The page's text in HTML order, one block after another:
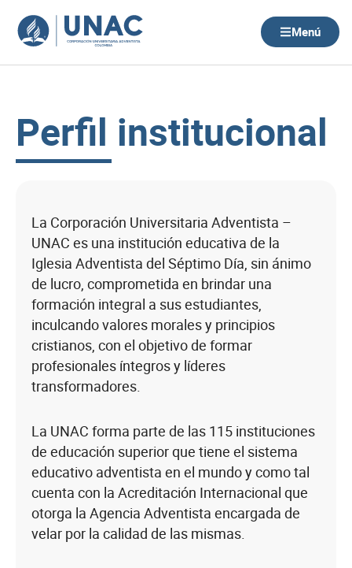
contenido
Menú
Perfil institucional
La Corporación Universitaria Adventista –
UNAC es una institución educativa de la
Iglesia Adventista del Séptimo Día, sin ánimo
de lucro, comprometida en brindar una
formación integral a sus estudiantes,
inculcando valores morales y principios
cristianos, con el objetivo de formar
profesionales íntegros y líderes
transformadores.
La UNAC forma parte de las 115 instituciones
de educación superior que tiene el sistema
educativo adventista en el mundo y como tal
cuenta con la Acreditación Internacional que
otorga la Agencia Adventista encargada de
velar por la calidad de las mismas.